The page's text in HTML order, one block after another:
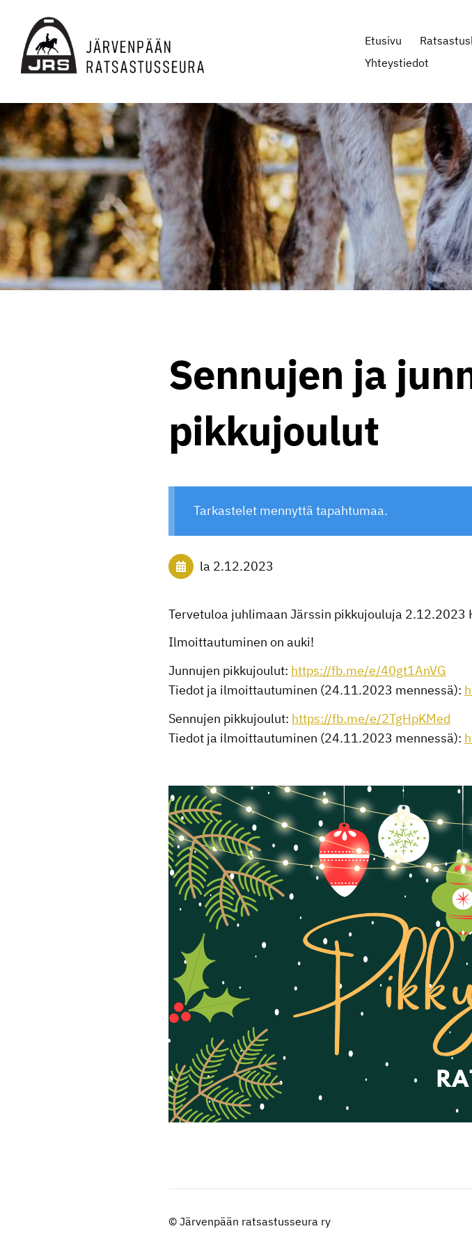
sivun
sisältöön
JRS ry
Etusivu
Yhteystiedot
Sennujen ja
pikkujoulut
Tarkastelet mennyttä tapahtumaa.
la 2.12.2023
Tervetuloa juhlimaan Järssin pikkujouluja 2.12.2023
Ilmoittautuminen on auki!
Junnujen pikkujoulut: https://fb.me/e/40gt1AnVG
Tiedot ja ilmoittautuminen (24.11.2023 mennessä):
Sennujen pikkujoulut: https://fb.me/e/2TgHpKMed
Tiedot ja ilmoittautuminen (24.11.2023 mennessä):
© Järvenpään ratsastusseura ry